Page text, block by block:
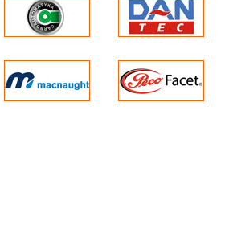
kiểm soát nhiệt độ của quá trình
cao ở các môi trường khắc nghiệt,
Tùy thuộc vào loại vỏ và đường kính
Ứng dụng: Đo nhiệt độ, kiểm
Ưu điểm: Đo nhiệt độ cao ở
- Nhiệt độ hoạt động: Tùy
- Độ chính xác: